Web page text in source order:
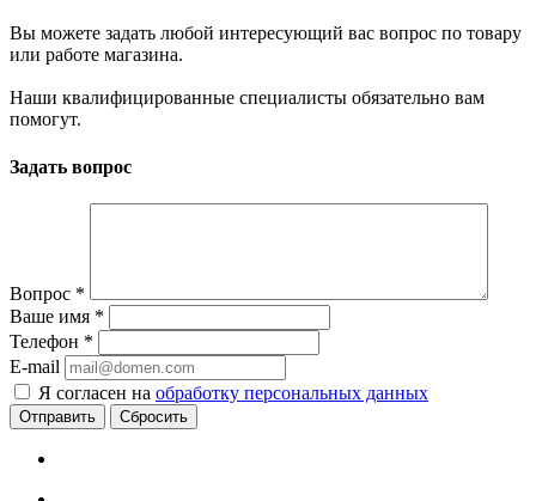
Вы можете задать любой интересующий вас вопрос по товару
или работе магазина.
Наши квалифицированные специалисты обязательно вам
помогут.
Задать вопрос
Вопрос *
Ваше имя *
Телефон *
E-mail
Я согласен на обработку персональных данных
Сбросить